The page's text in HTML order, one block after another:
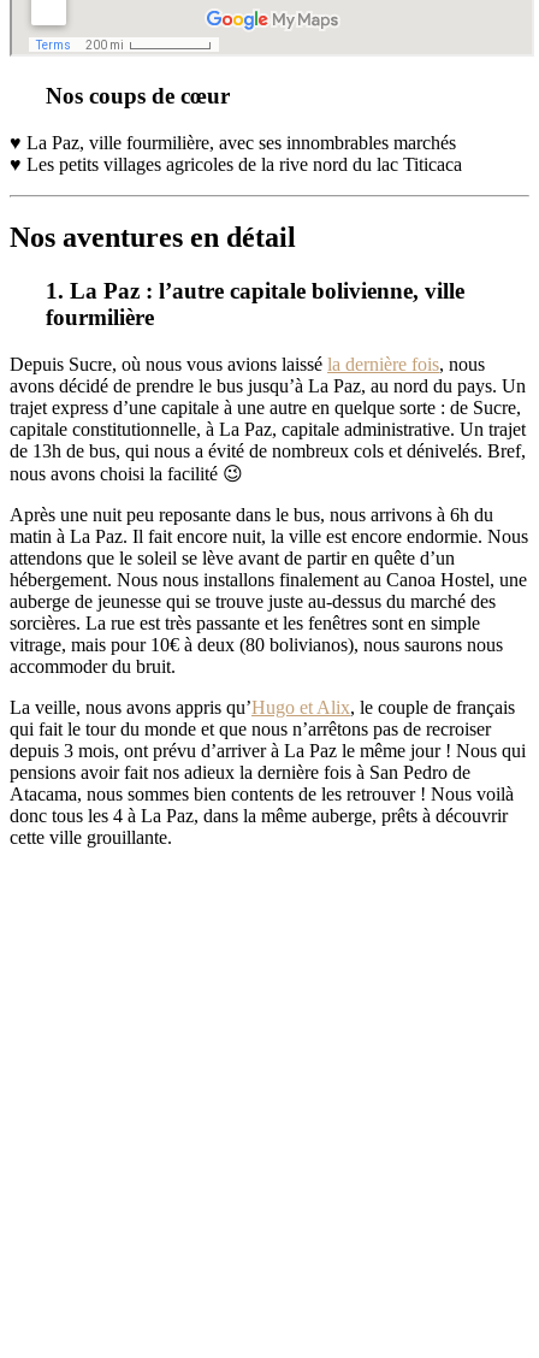
Nos coups de cœur
♥ La Paz, ville fourmilière, avec ses innombrables marchés
♥ Les petits villages agricoles de la rive nord du lac Titicaca
Nos aventures en détail
1. La Paz : l’autre capitale bolivienne, ville
fourmilière
Depuis Sucre, où nous vous avions laissé la dernière fois, nous
avons décidé de prendre le bus jusqu’à La Paz, au nord du pays. Un
trajet express d’une capitale à une autre en quelque sorte : de Sucre,
capitale constitutionnelle, à La Paz, capitale administrative. Un trajet
de 13h de bus, qui nous a évité de nombreux cols et dénivelés. Bref,
nous avons choisi la facilité 😉
Après une nuit peu reposante dans le bus, nous arrivons à 6h du
matin à La Paz. Il fait encore nuit, la ville est encore endormie. Nous
attendons que le soleil se lève avant de partir en quête d’un
hébergement. Nous nous installons finalement au Canoa Hostel, une
auberge de jeunesse qui se trouve juste au-dessus du marché des
sorcières. La rue est très passante et les fenêtres sont en simple
vitrage, mais pour 10€ à deux (80 bolivianos), nous saurons nous
accommoder du bruit.
La veille, nous avons appris qu’Hugo et Alix, le couple de français
qui fait le tour du monde et que nous n’arrêtons pas de recroiser
depuis 3 mois, ont prévu d’arriver à La Paz le même jour ! Nous qui
pensions avoir fait nos adieux la dernière fois à San Pedro de
Atacama, nous sommes bien contents de les retrouver ! Nous voilà
donc tous les 4 à La Paz, dans la même auberge, prêts à découvrir
cette ville grouillante.